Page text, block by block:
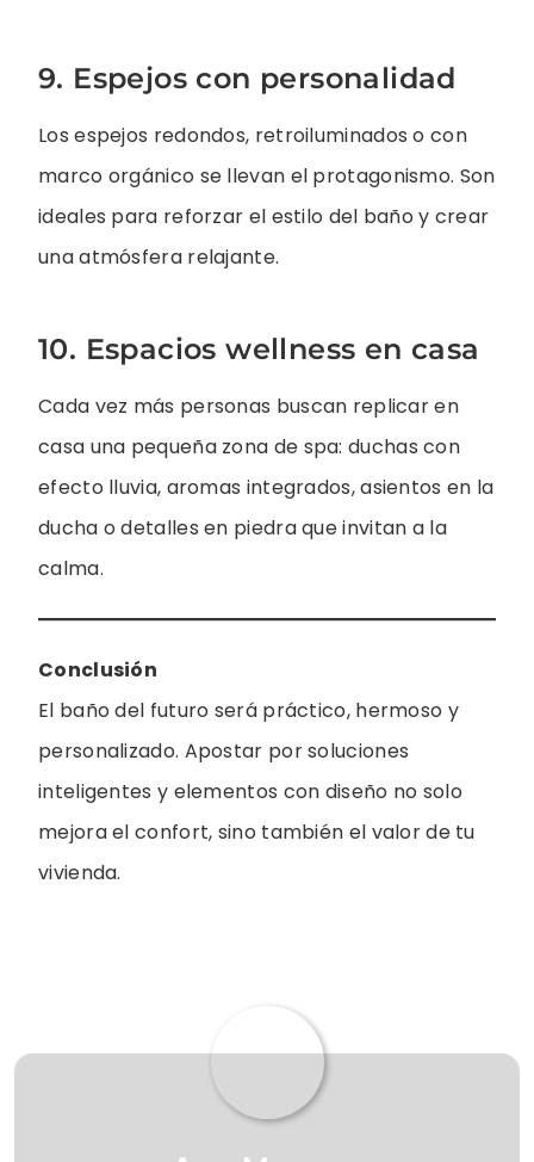
9. Espejos con personalidad
Los espejos redondos, retroiluminados o con
marco orgánico se llevan el protagonismo. Son
ideales para reforzar el estilo del baño y crear
una atmósfera relajante.
10. Espacios wellness en casa
Cada vez más personas buscan replicar en
casa una pequeña zona de spa: duchas con
efecto lluvia, aromas integrados, asientos en la
ducha o detalles en piedra que invitan a la
calma.
Conclusión
El baño del futuro será práctico, hermoso y
personalizado. Apostar por soluciones
inteligentes y elementos con diseño no solo
mejora el confort, sino también el valor de tu
vivienda.